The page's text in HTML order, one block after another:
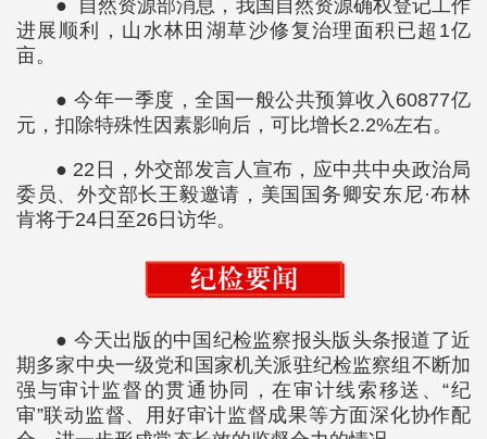
● 自然资源部消息，我国自然资源确权登记工作
进展顺利，山水林田湖草沙修复治理面积已超1亿
亩。
● 今年一季度，全国一般公共预算收入60877亿
元，扣除特殊性因素影响后，可比增长2.2%左右。
● 22日，外交部发言人宣布，应中共中央政治局
委员、外交部长王毅邀请，美国国务卿安东尼·布林
肯将于24日至26日访华。
● 今天出版的中国纪检监察报头版头条报道了近
期多家中央一级党和国家机关派驻纪检监察组不断加
强与审计监督的贯通协同，在审计线索移送、“纪
审”联动监督、用好审计监督成果等方面深化协作配